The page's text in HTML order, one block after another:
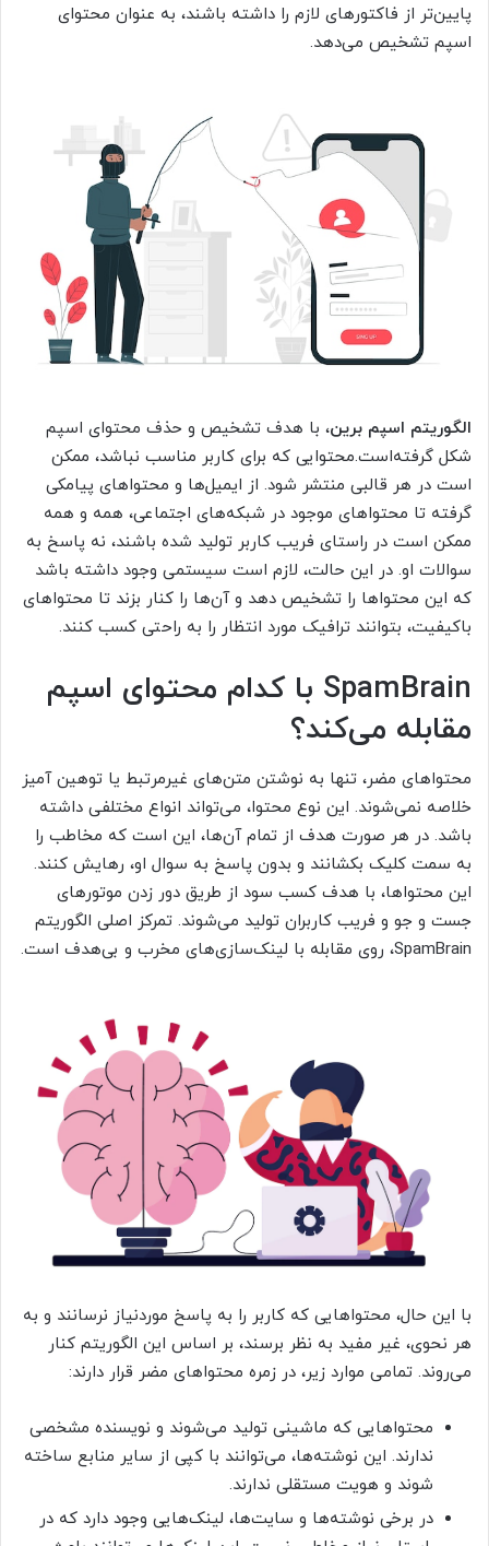
پایین‌تر از فاکتورهای لازم را داشته باشند، به عنوان محتوای
اسپم تشخیص می‌دهد.
الگوریتم اسپم برین، با هدف تشخیص و حذف محتوای اسپم
شکل گرفته‌است.محتوایی که برای کاربر مناسب نباشد، ممکن
است در هر قالبی منتشر شود. از ایمیل‌ها و محتواهای پیامکی
گرفته تا محتواهای موجود در شبکه‌های اجتماعی، همه و همه
ممکن است در راستای فریب کاربر تولید شده باشند، نه پاسخ به
سوالات او. در این حالت، لازم است سیستمی وجود داشته باشد
که این محتواها را تشخیص دهد و آن‌ها را کنار بزند تا محتواهای
باکیفیت، بتوانند ترافیک مورد انتظار را به راحتی کسب کنند.
SpamBrain با کدام محتوای اسپم
مقابله می‌کند؟
محتواهای مضر، تنها به نوشتن متن‌های غیرمرتبط یا توهین آمیز
خلاصه نمی‌شوند. این نوع محتوا، می‌تواند انواع مختلفی داشته
باشد. در هر صورت هدف از تمام آن‌ها، این است که مخاطب را
به سمت کلیک بکشانند و بدون پاسخ به سوال او، رهایش کنند.
این محتواها، با هدف کسب سود از طریق دور زدن موتورهای
جست و جو و فریب کاربران تولید می‌شوند. تمرکز اصلی الگوریتم
SpamBrain، روی مقابله با لینک‌سازی‌های مخرب و بی‌هدف است.
با این حال، محتواهایی که کاربر را به پاسخ موردنیاز نرسانند و به
هر نحوی، غیر مفید به نظر برسند، بر اساس این الگوریتم کنار
می‌روند. تمامی موارد زیر، در زمره محتواهای مضر قرار دارند:
محتواهایی که ماشینی تولید می‌شوند و نویسنده مشخصی
ندارند. این نوشته‌ها، می‌توانند با کپی از سایر منابع ساخته
شوند و هویت مستقلی ندارند.
در برخی نوشته‌ها و سایت‌ها، لینک‌هایی وجود دارد که در